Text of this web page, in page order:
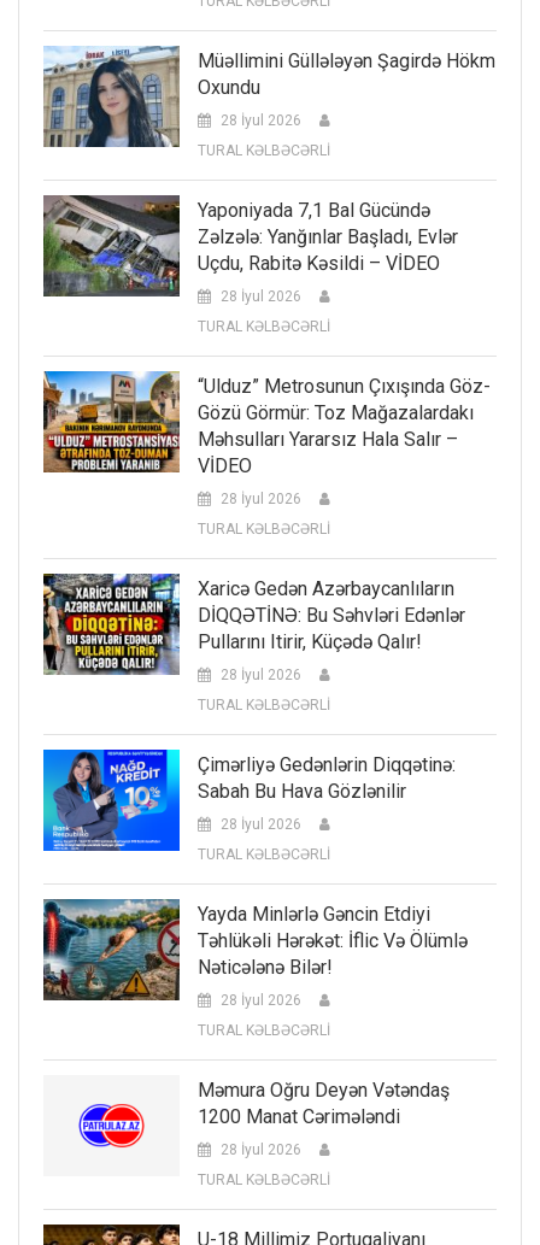
Müəllimini Güllələyən Şagirdə Hökm
Oxundu
28 İyul 2026
TURAL KƏLBƏCƏRLİ
Yaponiyada 7,1 Bal Gücündə
Zəlzələ: Yanğınlar Başladı, Evlər
Uçdu, Rabitə Kəsildi – VİDEO
28 İyul 2026
TURAL KƏLBƏCƏRLİ
“Ulduz” Metrosunun Çıxışında Göz-
Gözü Görmür: Toz Mağazalardakı
Məhsulları Yararsız Hala Salır –
VİDEO
28 İyul 2026
TURAL KƏLBƏCƏRLİ
Xaricə Gedən Azərbaycanlıların
DİQQƏTİNƏ: Bu Səhvləri Edənlər
Pullarını Itirir, Küçədə Qalır!
28 İyul 2026
TURAL KƏLBƏCƏRLİ
Çimərliyə Gedənlərin Diqqətinə:
Sabah Bu Hava Gözlənilir
28 İyul 2026
TURAL KƏLBƏCƏRLİ
Yayda Minlərlə Gəncin Etdiyi
Təhlükəli Hərəkət: İflic Və Ölümlə
Nəticələnə Bilər!
28 İyul 2026
TURAL KƏLBƏCƏRLİ
Məmura Oğru Deyən Vətəndaş
1200 Manat Cərimələndi
28 İyul 2026
TURAL KƏLBƏCƏRLİ
U-18 Millimiz Portuqaliyanı